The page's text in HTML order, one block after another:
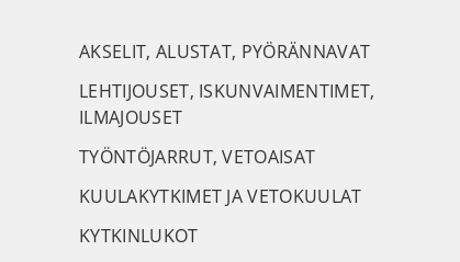
AKSELIT, ALUSTAT, PYÖRÄNNAVAT
LEHTIJOUSET, ISKUNVAIMENTIMET,
ILMAJOUSET
TYÖNTÖJARRUT, VETOAISAT
KUULAKYTKIMET JA VETOKUULAT
KYTKINLUKOT